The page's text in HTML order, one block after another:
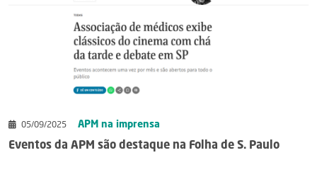
05/09/2025 APM na imprensa
Eventos da APM são destaque na Folha de S. Paulo